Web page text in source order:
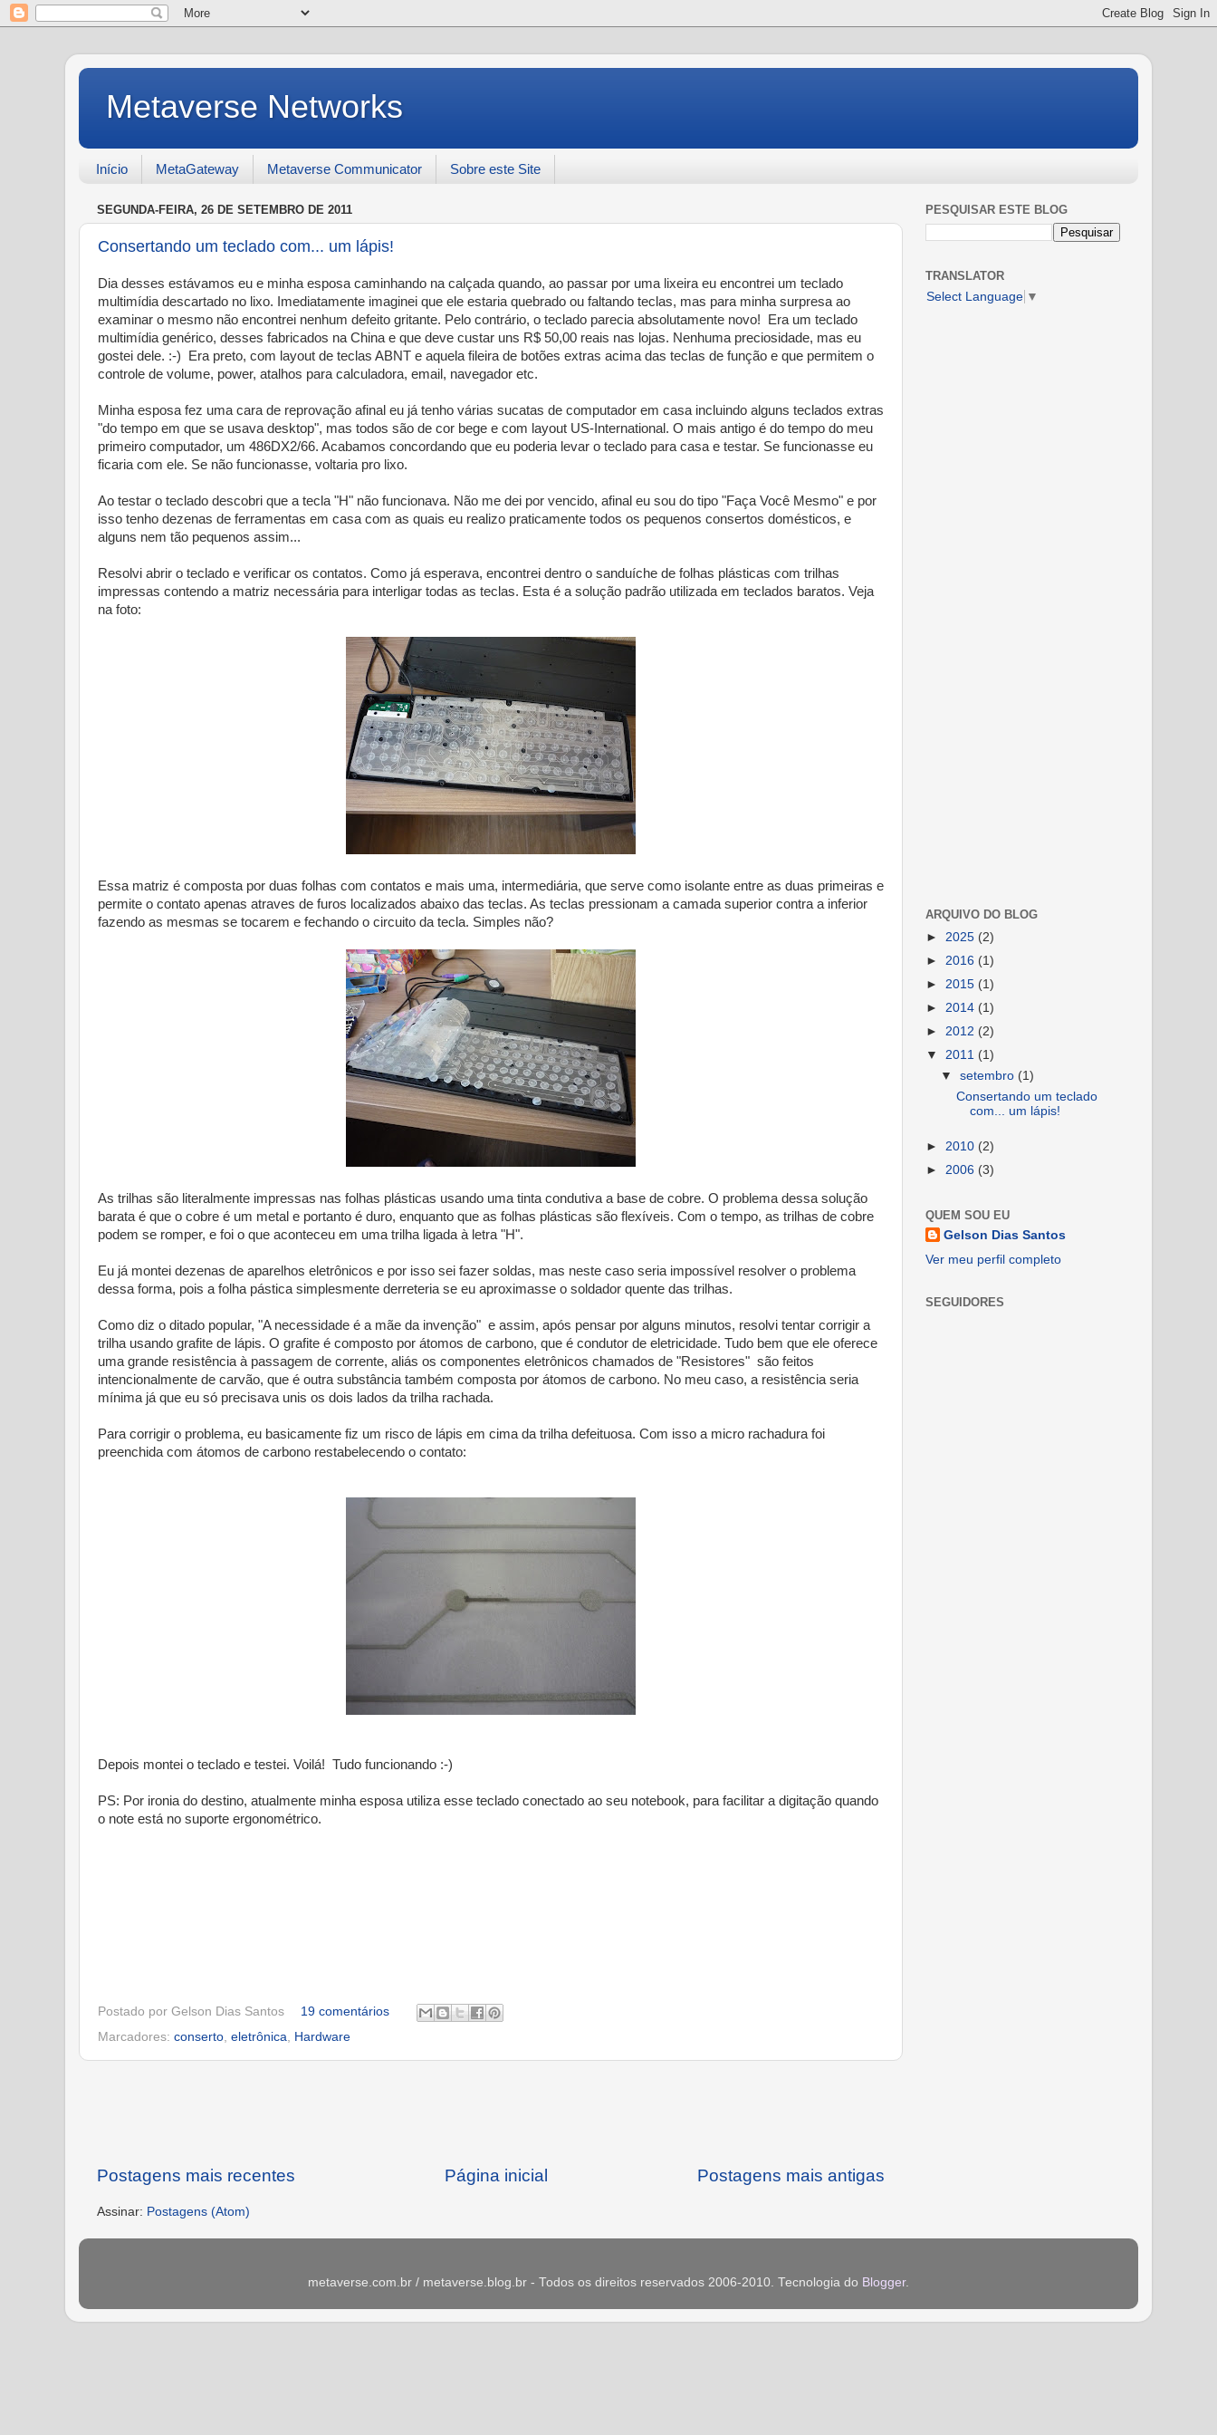
Metaverse Networks
Início MetaGateway Metaverse Communicator Sobre este Site
SEGUNDA-FEIRA, 26 DE SETEMBRO DE 2011
Consertando um teclado com... um lápis!
Dia desses estávamos eu e minha esposa caminhando na calçada quando, ao passar por uma lixeira eu encontrei um teclado
multimídia descartado no lixo. Imediatamente imaginei que ele estaria quebrado ou faltando teclas, mas para minha surpresa ao
examinar o mesmo não encontrei nenhum defeito gritante. Pelo contrário, o teclado parecia absolutamente novo! Era um teclado
multimídia genérico, desses fabricados na China e que deve custar uns R$ 50,00 reais nas lojas. Nenhuma preciosidade, mas eu
gostei dele. :-) Era preto, com layout de teclas ABNT e aquela fileira de botões extras acima das teclas de função e que permitem o
controle de volume, power, atalhos para calculadora, email, navegador etc.
Minha esposa fez uma cara de reprovação afinal eu já tenho várias sucatas de computador em casa incluindo alguns teclados extras
"do tempo em que se usava desktop", mas todos são de cor bege e com layout US-International. O mais antigo é do tempo do meu
primeiro computador, um 486DX2/66. Acabamos concordando que eu poderia levar o teclado para casa e testar. Se funcionasse eu
ficaria com ele. Se não funcionasse, voltaria pro lixo.
Ao testar o teclado descobri que a tecla "H" não funcionava. Não me dei por vencido, afinal eu sou do tipo "Faça Você Mesmo" e por
isso tenho dezenas de ferramentas em casa com as quais eu realizo praticamente todos os pequenos consertos domésticos, e
alguns nem tão pequenos assim...
Resolvi abrir o teclado e verificar os contatos. Como já esperava, encontrei dentro o sanduíche de folhas plásticas com trilhas
impressas contendo a matriz necessária para interligar todas as teclas. Esta é a solução padrão utilizada em teclados baratos. Veja
na foto:
Essa matriz é composta por duas folhas com contatos e mais uma, intermediária, que serve como isolante entre as duas primeiras e
permite o contato apenas atraves de furos localizados abaixo das teclas. As teclas pressionam a camada superior contra a inferior
fazendo as mesmas se tocarem e fechando o circuito da tecla. Simples não?
As trilhas são literalmente impressas nas folhas plásticas usando uma tinta condutiva a base de cobre. O problema dessa solução
barata é que o cobre é um metal e portanto é duro, enquanto que as folhas plásticas são flexíveis. Com o tempo, as trilhas de cobre
podem se romper, e foi o que aconteceu em uma trilha ligada à letra "H".
Eu já montei dezenas de aparelhos eletrônicos e por isso sei fazer soldas, mas neste caso seria impossível resolver o problema
dessa forma, pois a folha pástica simplesmente derreteria se eu aproximasse o soldador quente das trilhas.
Como diz o ditado popular, "A necessidade é a mãe da invenção" e assim, após pensar por alguns minutos, resolvi tentar corrigir a
trilha usando grafite de lápis. O grafite é composto por átomos de carbono, que é condutor de eletricidade. Tudo bem que ele oferece
uma grande resistência à passagem de corrente, aliás os componentes eletrônicos chamados de "Resistores" são feitos
intencionalmente de carvão, que é outra substância também composta por átomos de carbono. No meu caso, a resistência seria
mínima já que eu só precisava unis os dois lados da trilha rachada.
Para corrigir o problema, eu basicamente fiz um risco de lápis em cima da trilha defeituosa. Com isso a micro rachadura foi
preenchida com átomos de carbono restabelecendo o contato:
Depois montei o teclado e testei. Voilá! Tudo funcionando :-)
PS: Por ironia do destino, atualmente minha esposa utiliza esse teclado conectado ao seu notebook, para facilitar a digitação quando
o note está no suporte ergonométrico.
Postado por Gelson Dias Santos
19 comentários
Marcadores: conserto eletrônica Hardware
Postagens mais recentes Postagens mais antigas
Página inicial
Assinar: Postagens (Atom)
PESQUISAR ESTE BLOG
TRANSLATOR
Select Language ▼
ARQUIVO DO BLOG
► 2025 (2)
► 2016 (1)
► 2015 (1)
► 2014 (1)
► 2012 (2)
▼ 2011 (1)
▼setembro (1)
Consertando um teclado
com... um lápis!
► 2010 (2)
► 2006 (3)
QUEM SOU EU
Gelson Dias Santos
Ver meu perfil completo
SEGUIDORES
metaverse.com.br / metaverse.blog.br - Todos os direitos reservados 2006-2010. Tecnologia do Blogger.